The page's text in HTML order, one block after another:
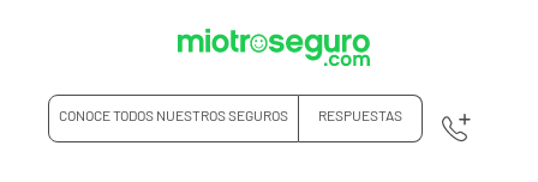
CONOCE TODOS NUESTROS SEGUROS RESPUESTAS